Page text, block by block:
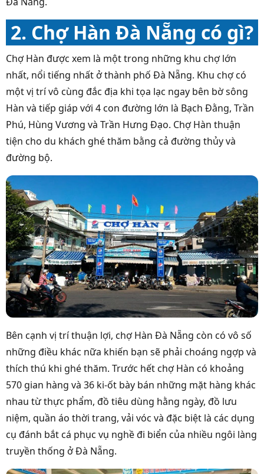
2. Chợ Hàn Đà Nẵng có gì?
Chợ Hàn được xem là một trong những khu chợ lớn
nhất, nổi tiếng nhất ở thành phố Đà Nẵng. Khu chợ có
một vị trí vô cùng đắc địa khi tọa lạc ngay bên bờ sông
Hàn và tiếp giáp với 4 con đường lớn là Bạch Đằng, Trần
Phú, Hùng Vương và Trần Hưng Đạo. Chợ Hàn thuận
tiện cho du khách ghé thăm bằng cả đường thủy và
đường bộ.
Bên cạnh vị trí thuận lợi, chợ Hàn Đà Nẵng còn có vô số
những điều khác nữa khiến bạn sẽ phải choáng ngợp và
thích thú khi ghé thăm. Trước hết chợ Hàn có khoảng
570 gian hàng và 36 ki-ốt bày bán những mặt hàng khác
nhau từ thực phẩm, đồ tiêu dùng hằng ngày, đồ lưu
niệm, quần áo thời trang, vải vóc và đặc biệt là các dụng
cụ đánh bắt cá phục vụ nghề đi biển của nhiều ngôi làng
truyền thống ở Đà Nẵng.